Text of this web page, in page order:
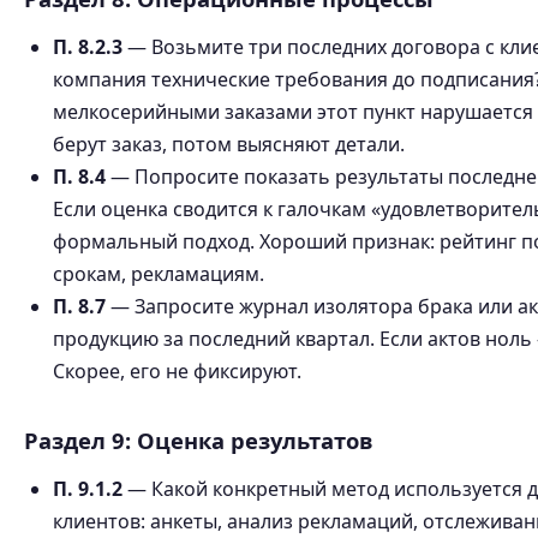
П. 8.2.3— Возьмите три последних договора с
компания технические требования до
мелкосерийными заказами этот пункт
берут заказ, потом выясняют детали.
П. 8.4— Попросите показать результаты
Если оценка сводится к галочкам
формальный подход. Хороший признак: рейтинг
срокам, рекламациям.
П. 8.7— Запросите журнал изолятора брака или
продукцию за последний квартал. Если актов
Скорее, его не фиксируют.
Раздел 9: Оценка результатов
П. 9.1.2— Какой конкретный метод используется
клиентов: анкеты, анализ рекламаций,